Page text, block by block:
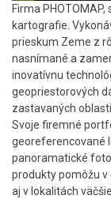
Firma
kartografie.
prieskum Zeme z
nasnímané a
inovatívnu
geopriestorových
zastavaných
Svoje firemné
georeferencované
panoramatické
produkty pomôžu v
aj v lokalitách